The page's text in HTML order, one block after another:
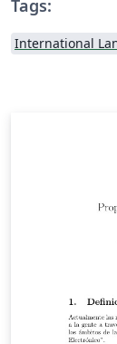
Tags:
International